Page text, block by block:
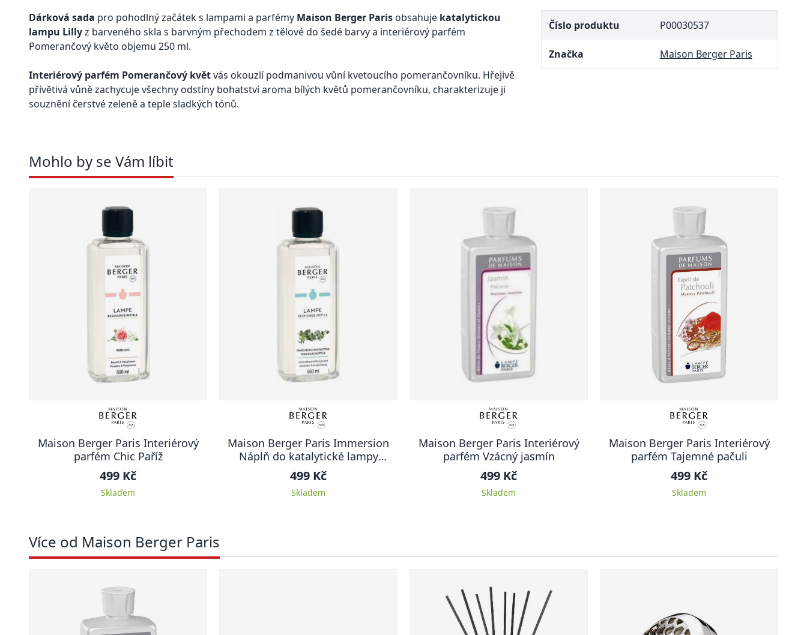
Dárková sada pro pohodlný začátek s lampami a parfémy Maison Berger Paris obsahuje katalytickou
lampu Lillyz barveného skla s barvným přechodem z tělové do šedé barvy a interiérový parfém
Pomerančový květo objemu 250 ml.
Interiérový parfém Pomerančový květvás okouzlí podmanivou vůní kvetoucího pomerančovníku. Hřejivě
přívětivá vůně zachycuje všechny odstíny bohatství aroma bílých květů pomerančovníku, charakterizuje ji
souznění čerstvé zeleně a teple sladkých tónů.
Číslo produktu P00030537
Značka Maison Berger Paris
Mohlo by se Vám líbit
Maison Berger Paris Interiérový
parfém Chic Paříž
499 Kč
Skladem
Maison Berger Paris Immersion
Náplň do katalytické lampy
Čerstvý eukalyptus 500 ml
499 Kč
Skladem
Maison Berger Paris Interiérový
parfém Vzácný jasmín
499 Kč
Skladem
Maison Berger Paris Interiérový
parfém Tajemné pačuli
499 Kč
Skladem
Více od Maison Berger Paris